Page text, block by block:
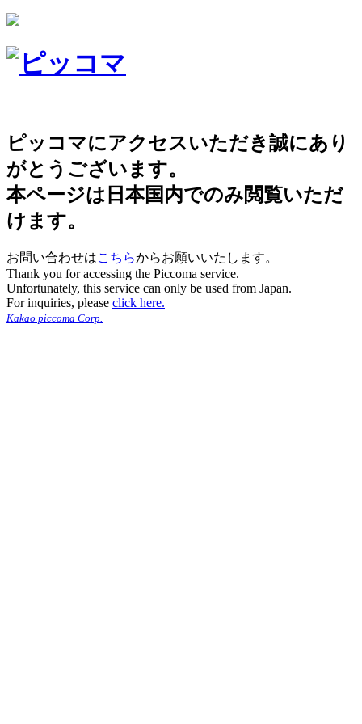
ピッコマにアクセスいただき誠にあり
がとうございます。
本ページは日本国内でのみ閲覧いただ
けます。
お問い合わせはこちらからお願いいたします。
Thank you for accessing the Piccoma service.
Unfortunately, this service can only be used from Japan.
For inquiries, please click here.
Kakao piccoma Corp.